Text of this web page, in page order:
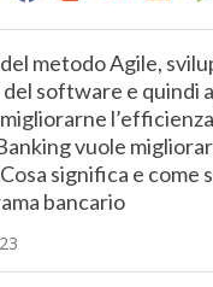
metodo Agile,
software e quindi
vuole
significa e come
bancario